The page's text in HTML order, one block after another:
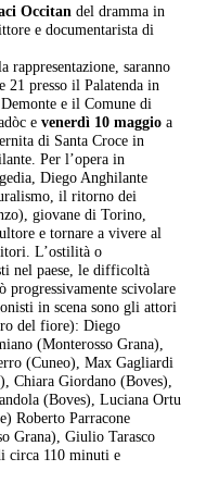
Occitan del dramma in
e documentarista di
rappresentazione, saranno
21 presso il Palatenda in
e il Comune di
evenerdì 10 maggio a
di Santa Croce in
Per l’opera in
Diego Anghilante
il ritorno dei
giovane di Torino,
e tornare a vivere al
L’ostilità o
nel paese, le difficoltà
scivolare
in scena sono gli attori
del fiore): Diego
(Monterosso Grana),
(Cuneo), Max Gagliardi
Chiara Giordano (Boves),
(Boves), Luciana Ortu
Roberto Parracone
Grana), Giulio Tarasco
circa 110 minuti e